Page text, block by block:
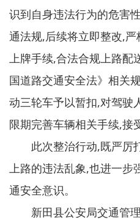
识到自身违法行为的危害
通法规,后续将立即整改,
上牌手续,合法合规上路
国道路交通安全法》相关
动三轮车予以暂扣,对驾驶
限期完善车辆相关手续,接
此次整治行动,既严厉
上路的违法乱象,也进一
通安全意识。
新田县公安局交通管